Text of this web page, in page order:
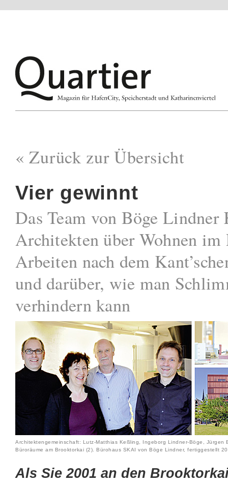
« Zurück zur Übersicht
Vier gewinnt
Das Team von Böge Lindner
Architekten über Wohnen im
Arbeiten nach dem
und darüber, wie man
verhindern kann
Architektengemeinschaft: Lutz-Matthias Keßling, Ingeborg Lindner-Böge, Jürgen
Büroräume am Brooktorkai (2). Bürohaus SKAI von Böge Lindner, fertiggestellt
Als Sie 2001 an den